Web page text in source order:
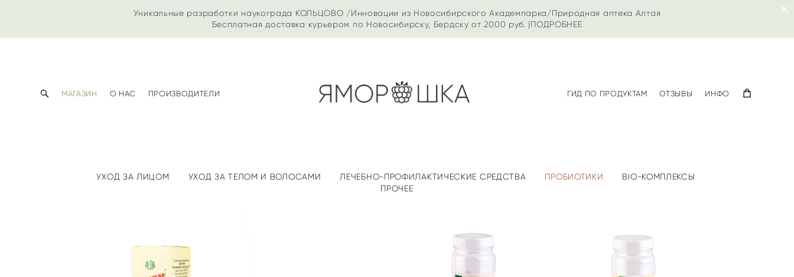
Уникальные разработки наукограда КОЛЬЦОВО /Инновации из Новосибирского Академпарка/Природная аптека Алтая
Бесплатная доставка курьером по Новосибирску, Бердску от 2000 руб. |ПОДРОБНЕЕ
МАГАЗИН О НАС ПРОИЗВОДИТЕЛИ ГИД ПО ПРОДУКТАМ ОТЗЫВЫ ИНФО
УХОД ЗА ЛИЦОМ УХОД ЗА ТЕЛОМ И ВОЛОСАМИ ЛЕЧЕБНО-ПРОФИЛАКТИЧЕСКИЕ СРЕДСТВА ПРОБИОТИКИ
BIO-КОМПЛЕКСЫ
ПРОЧЕЕ